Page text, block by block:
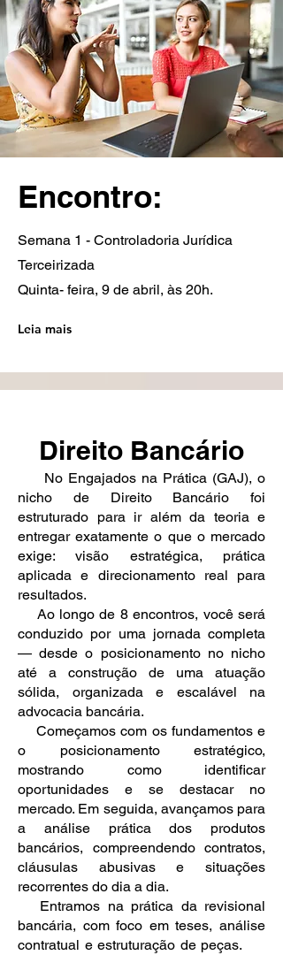
Encontro:
Semana 1 - Controladoria Jurídica
Terceirizada
Quinta- feira, 9 de abril, às 20h.
Leia mais
Direito Bancário
No Engajados na Prática (GAJ), o
nicho de Direito Bancário foi
estruturado para ir além da teoria e
entregar exatamente o que o mercado
exige: visão estratégica, prática
aplicada e direcionamento real para
resultados.
Ao longo de 8 encontros, você será
conduzido por uma jornada completa
— desde o posicionamento no nicho
até a construção de uma atuação
sólida, organizada e escalável na
advocacia bancária.
Começamos com os fundamentos e
o posicionamento estratégico,
mostrando como identificar
oportunidades e se destacar no
mercado. Em seguida, avançamos para
a análise prática dos produtos
bancários, compreendendo contratos,
cláusulas abusivas e situações
recorrentes do dia a dia.
Entramos na prática da revisional
bancária, com foco em teses, análise
contratual e estruturação de peças.